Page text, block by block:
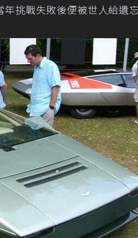
挑戰失敗後便被世人給遺